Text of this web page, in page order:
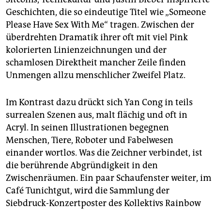
Geschichten, die so eindeutige Titel wie „Someone
Please Have Sex With Me“ tragen. Zwischen der
überdrehten Dramatik ihrer oft mit viel Pink
kolorierten Linienzeichnungen und der
schamlosen Direktheit mancher Zeile finden
Unmengen allzu menschlicher Zweifel Platz.
Im Kontrast dazu drückt sich Yan Cong in teils
surrealen Szenen aus, malt flächig und oft in
Acryl. In seinen Illustrationen begegnen
Menschen, Tiere, Roboter und Fabelwesen
einander wortlos. Was die Zeichner verbindet, ist
die berührende Abgründigkeit in den
Zwischenräumen. Ein paar Schaufenster weiter, im
Café Tunichtgut, wird die Sammlung der
Siebdruck-Konzertposter des Kollektivs Rainbow